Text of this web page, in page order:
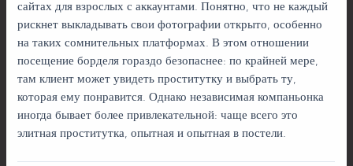
сайтах для взрослых с аккаунтами. Понятно, что не каждый
рискнет выкладывать свои фотографии открыто, особенно
на таких сомнительных платформах. В этом отношении
посещение борделя гораздо безопаснее: по крайней мере,
там клиент может увидеть проститутку и выбрать ту,
которая ему понравится. Однако независимая компаньонка
иногда бывает более привлекательной: чаще всего это
элитная проститутка, опытная и опытная в постели.